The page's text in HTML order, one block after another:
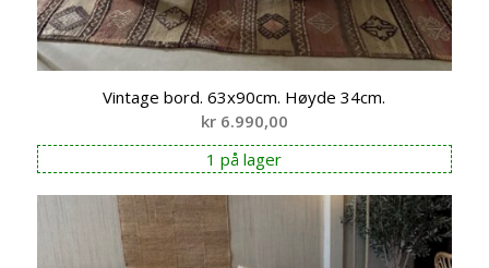
Vintage bord. 63x90cm. Høyde 34cm.
kr6.990,00
1 på lager